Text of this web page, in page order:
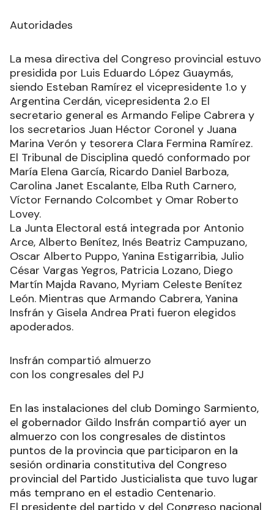
Autoridades
La mesa directiva del Congreso provincial estuvo
presidida por Luis Eduardo López Guaymás,
siendo Esteban Ramírez el vicepresidente 1.o y
Argentina Cerdán, vicepresidenta 2.o El
secretario general es Armando Felipe Cabrera y
los secretarios Juan Héctor Coronel y Juana
Marina Verón y tesorera Clara Fermina Ramírez.
El Tribunal de Disciplina quedó conformado por
María Elena García, Ricardo Daniel Barboza,
Carolina Janet Escalante, Elba Ruth Carnero,
Víctor Fernando Colcombet y Omar Roberto
Lovey.
La Junta Electoral está integrada por Antonio
Arce, Alberto Benítez, Inés Beatriz Campuzano,
Oscar Alberto Puppo, Yanina Estigarribia, Julio
César Vargas Yegros, Patricia Lozano, Diego
Martín Majda Ravano, Myriam Celeste Benítez
León. Mientras que Armando Cabrera, Yanina
Insfrán y Gisela Andrea Prati fueron elegidos
apoderados.
Insfrán compartió almuerzo
con los congresales del PJ
En las instalaciones del club Domingo Sarmiento,
el gobernador Gildo Insfrán compartió ayer un
almuerzo con los congresales de distintos
puntos de la provincia que participaron en la
sesión ordinaria constitutiva del Congreso
provincial del Partido Justicialista que tuvo lugar
más temprano en el estadio Centenario.
El presidente del partido y del Congreso nacional